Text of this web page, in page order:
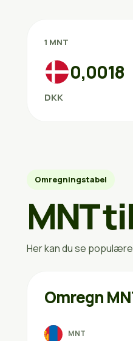
1 MNT
0,0018
DKK
Omregningstabel
MNT
Her kan du se
Omregn
MNT